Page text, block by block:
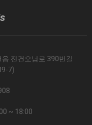
진건오남로 390번길
7)
~ 18:00